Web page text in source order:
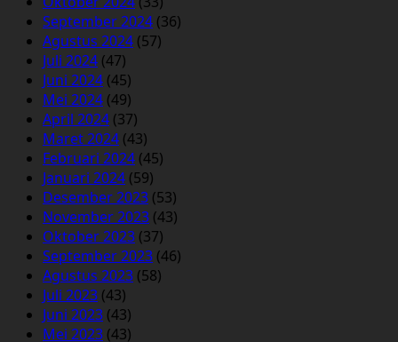
September 2024 (36)
Agustus 2024 (57)
Juli 2024 (47)
Juni 2024 (45)
Mei 2024 (49)
April 2024 (37)
Maret 2024 (43)
Februari 2024 (45)
Januari 2024 (59)
Desember 2023 (53)
November 2023 (43)
Oktober 2023 (37)
September 2023 (46)
Agustus 2023 (58)
Juli 2023 (43)
Juni 2023 (43)
Mei 2023 (43)